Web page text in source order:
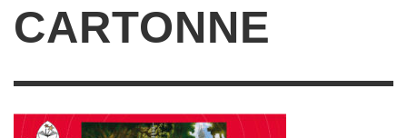
CARTONNE